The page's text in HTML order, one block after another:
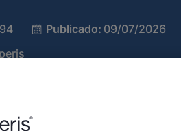
Publicado: 09/07/2026